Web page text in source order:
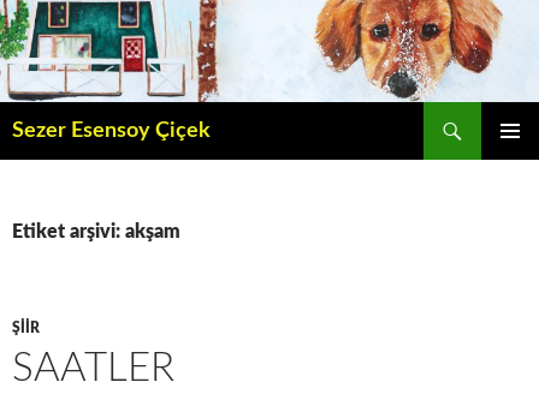
İçeriğe
atla
Sezer Esensoy Çiçek
Etiket arşivi: akşam
ŞIIR
SAATLER